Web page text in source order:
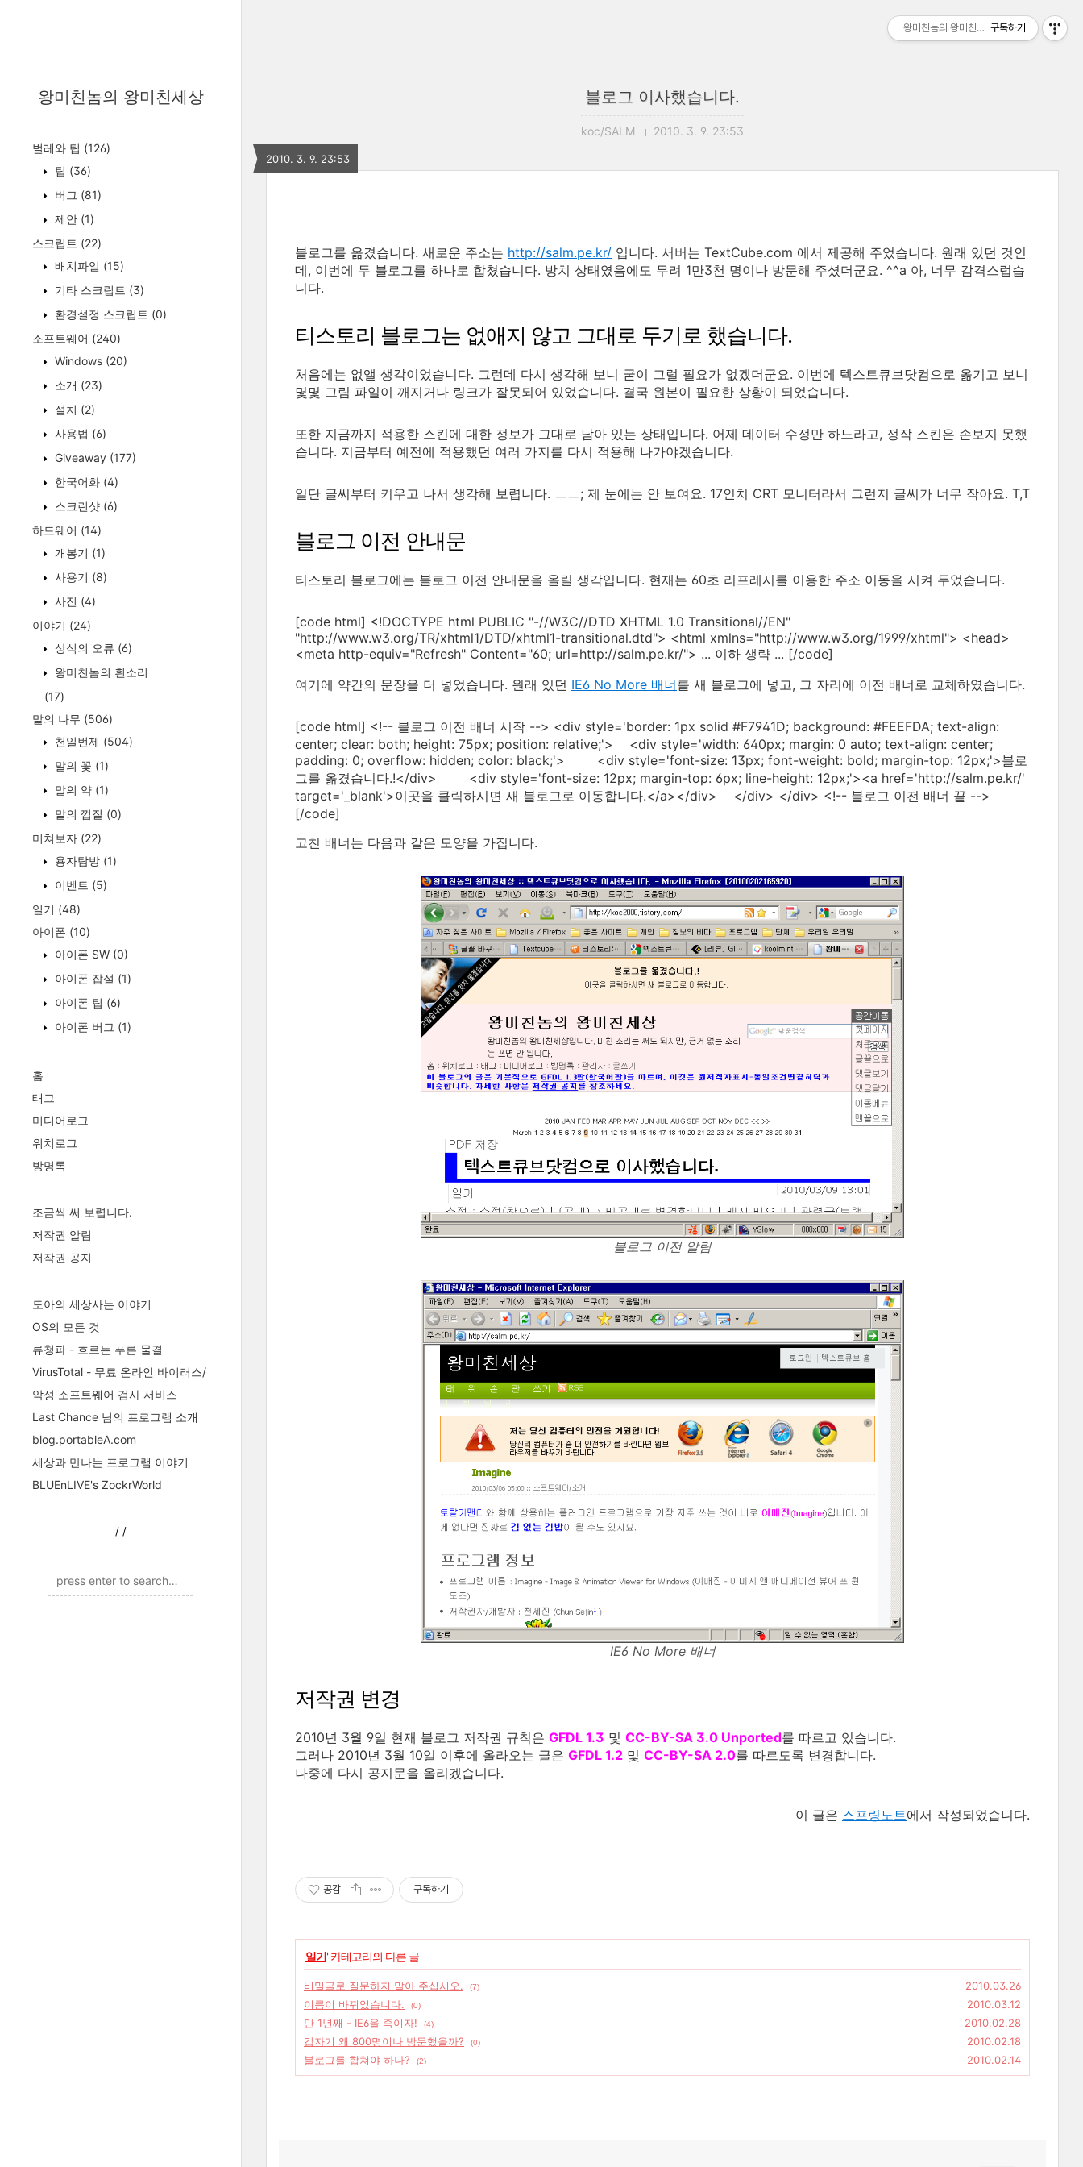
왕미친놈의 왕미친세상
벌레와 팁 (126)
팁 (36)
버그 (81)
제안 (1)
스크립트 (22)
배치파일 (15)
기타 스크립트 (3)
환경설정 스크립트 (0)
소프트웨어 (240)
Windows (20)
소개 (23)
설치 (2)
사용법 (6)
Giveaway (177)
한국어화 (4)
스크린샷 (6)
하드웨어 (14)
개봉기 (1)
사용기 (8)
사진 (4)
이야기 (24)
상식의 오류 (6)
왕미친놈의 흰소리
(17)
말의 나무 (506)
천일번제 (504)
말의 꽃 (1)
말의 약 (1)
말의 껍질 (0)
미쳐보자 (22)
용자탐방 (1)
이벤트 (5)
일기 (48)
아이폰 (10)
아이폰 SW (0)
아이폰 잡설 (1)
아이폰 팁 (6)
아이폰 버그 (1)
홈
태그
미디어로그
위치로그
방명록
조금씩 써 보렵니다.
저작권 알림
저작권 공지
도아의 세상사는 이야기
OS의 모든 것
류청파 - 흐르는 푸른 물결
VirusTotal - 무료 온라인 바이러스/
악성 소프트웨어 검사 서비스
Last Chance 님의 프로그램 소개
blog.portableA.com
세상과 만나는 프로그램 이야기
BLUEnLIVE's ZockrWorld
/ /
블로그 이사했습니다.
koc/SALM 2010. 3. 9. 23:53
2010. 3. 9. 23:53
블로그를 옮겼습니다. 새로운 주소는 http://salm.pe.kr/ 입니다. 서버는 TextCube.com 에서 제공해 주었습니다. 원래 있던 것인
데, 이번에 두 블로그를 하나로 합쳤습니다. 방치 상태였음에도 무려 1만3천 명이나 방문해 주셨더군요. ^^a 아, 너무 감격스럽습
니다.
티스토리 블로그는 없애지 않고 그대로 두기로 했습니다.
처음에는 없앨 생각이었습니다. 그런데 다시 생각해 보니 굳이 그럴 필요가 없겠더군요. 이번에 텍스트큐브닷컴으로 옮기고 보니
몇몇 그림 파일이 깨지거나 링크가 잘못되어 있었습니다. 결국 원본이 필요한 상황이 되었습니다.
또한 지금까지 적용한 스킨에 대한 정보가 그대로 남아 있는 상태입니다. 어제 데이터 수정만 하느라고, 정작 스킨은 손보지 못했
습니다. 지금부터 예전에 적용했던 여러 가지를 다시 적용해 나가야겠습니다.
일단 글씨부터 키우고 나서 생각해 보렵니다. ㅡㅡ; 제 눈에는 안 보여요. 17인치 CRT 모니터라서 그런지 글씨가 너무 작아요. T,T
블로그 이전 안내문
티스토리 블로그에는 블로그 이전 안내문을 올릴 생각입니다. 현재는 60초 리프레시를 이용한 주소 이동을 시켜 두었습니다.
[code html] <!DOCTYPE html PUBLIC "-//W3C//DTD XHTML 1.0 Transitional//EN"
"http://www.w3.org/TR/xhtml1/DTD/xhtml1-transitional.dtd"> <html xmlns="http://www.w3.org/1999/xhtml"> <head>
<meta http-equiv="Refresh" Content="60; url=http://salm.pe.kr/"> ... 이하 생략 ... [/code]
여기에 약간의 문장을 더 넣었습니다. 원래 있던 IE6 No More 배너를 새 블로그에 넣고, 그 자리에 이전 배너로 교체하였습니다.
[code html] <!-- 블로그 이전 배너 시작 --> <div style='border: 1px solid #F7941D; background: #FEEFDA; text-align:
center; clear: both; height: 75px; position: relative;'> <div style='width: 640px; margin: 0 auto; text-align: center;
padding: 0; overflow: hidden; color: black;'> <div style='font-size: 13px; font-weight: bold; margin-top: 12px;'>블로
그를 옮겼습니다.!</div> <div style='font-size: 12px; margin-top: 6px; line-height: 12px;'><a href='http://salm.pe.kr/'
target='_blank'>이곳을 클릭하시면 새 블로그로 이동합니다.</a></div> </div> </div> <!-- 블로그 이전 배너 끝 -->
[/code]
고친 배너는 다음과 같은 모양을 가집니다.
블로그 이전 알림
IE6 No More 배너
저작권 변경
2010년 3월 9일 현재 블로그 저작권 규칙은 GFDL 1.3 및 CC-BY-SA 3.0 Unported를 따르고 있습니다.
그러나 2010년 3월 10일 이후에 올라오는 글은 GFDL 1.2 및 CC-BY-SA 2.0를 따르도록 변경합니다.
나중에 다시 공지문을 올리겠습니다.
이 글은 스프링노트에서 작성되었습니다.
공감 구독하기
'일기' 카테고리의 다른 글
비밀글로 질문하지 말아 주십시오. (7)
2010.03.26
이름이 바뀌었습니다.
(0)
2010.03.12
만 1년째 - IE6을 죽이자!
(4)
2010.02.28
갑자기 왜 800명이나 방문했을까?
(0)
2010.02.18
블로그를 합쳐야 하나?
(2) 2010.02.14
왕미친놈의 왕미친세상구독하기